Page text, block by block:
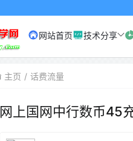
网站首页 技术分享
主页 话费流量
网上国网中行数币45